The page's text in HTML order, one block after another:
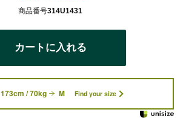
商品番号314U1431
カートに入れる
173cm / 70kg M Find your size